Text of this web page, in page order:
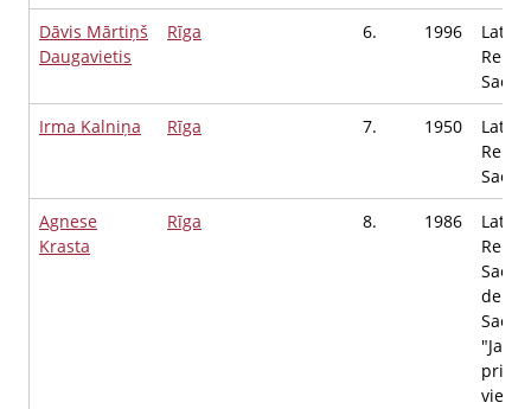
Dāvis Mārtiņš
Daugavietis
Rīga 6. 1996
Irma Kalniņa
Rīga 7. 1950
Agnese
Krasta
Rīga 8. 1986